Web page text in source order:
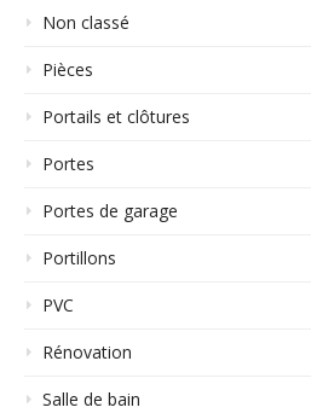
Non classé
Pièces
Portails et clôtures
Portes
Portes de garage
Portillons
PVC
Rénovation
Salle de bain